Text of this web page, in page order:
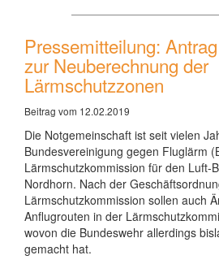
Pressemitteilung:
zur Neuberechnung der
Lärmschutzzonen
Beitrag vom 12.02.2019
Die Notgemeinschaft ist seit vielen
Bundesvereinigung gegen Fluglärm
Lärmschutzkommission für den Luft-
Nordhorn. Nach der
Lärmschutzkommission sollen auch
Anflugrouten in der
wovon die Bundeswehr allerdings
gemacht hat.